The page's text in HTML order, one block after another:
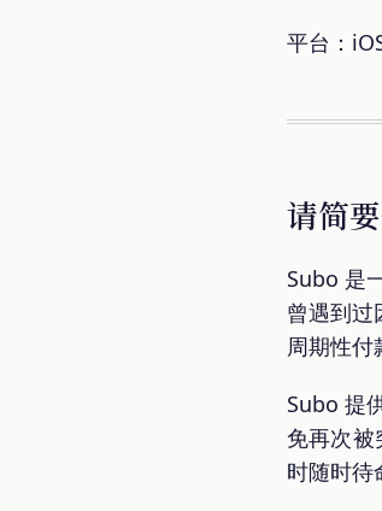
平台：
请简
Subo 是
曾遇到过
周期性付
Subo 提
免再次
时随时待